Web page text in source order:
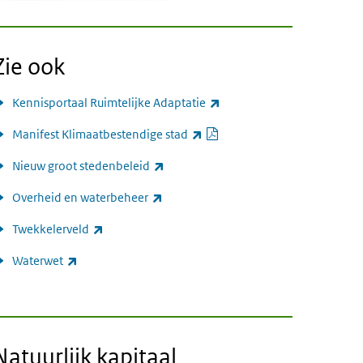
ook
Kennisportaal Ruimtelijke Adaptatie
Manifest Klimaatbestendige stad
Nieuw groot stedenbeleid
Overheid en waterbeheer
Twekkelerveld
Waterwet
kapitaal